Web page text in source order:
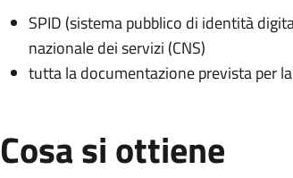
SPID (sistema pubblico di identità
nazionale dei servizi (CNS)
tutta la documentazione prevista per
Cosa si ottiene